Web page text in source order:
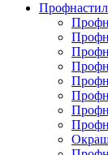
Профнастил